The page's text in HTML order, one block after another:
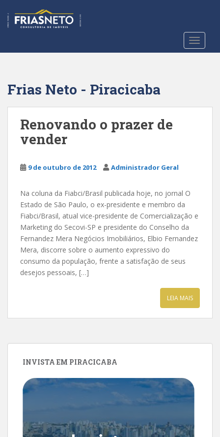
t
Frias Neto - Piracicaba
Renovando o prazer de
vender
9 de outubro de 2012 Administrador Geral
Na coluna da Fiabci/Brasil publicada hoje, no jornal O
Estado de São Paulo, o ex-presidente e membro da
Fiabci/Brasil, atual vice-presidente de Comercialização e
Marketing do Secovi-SP e presidente do Conselho da
Fernandez Mera Negócios Imobiliários, Elbio Fernandez
Mera, discorre sobre o aumento expressivo do
consumo da população, frente a satisfação de seus
desejos pessoais, […]
LEIA MAIS
INVISTA EM PIRACICABA